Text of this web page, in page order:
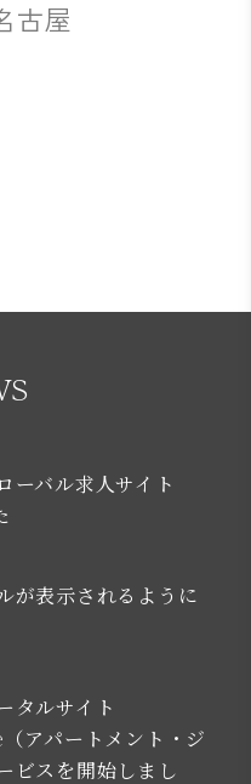
古屋
ーバル求人サイト
が表示されるように
タルサイト
アパートメント・ジ
ビスを開始しまし